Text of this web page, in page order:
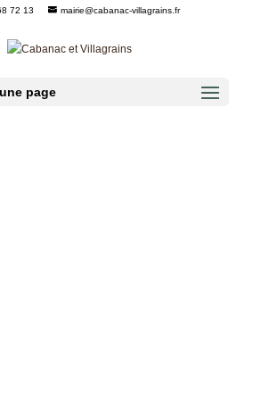
72 13 mairie@cabanac-villagrains.fr
page